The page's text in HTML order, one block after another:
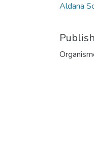
Aldana